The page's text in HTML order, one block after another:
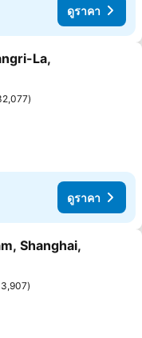
ดูราคา
การโปรด
La,
ดูราคา
ยการโปรด
Shanghai,